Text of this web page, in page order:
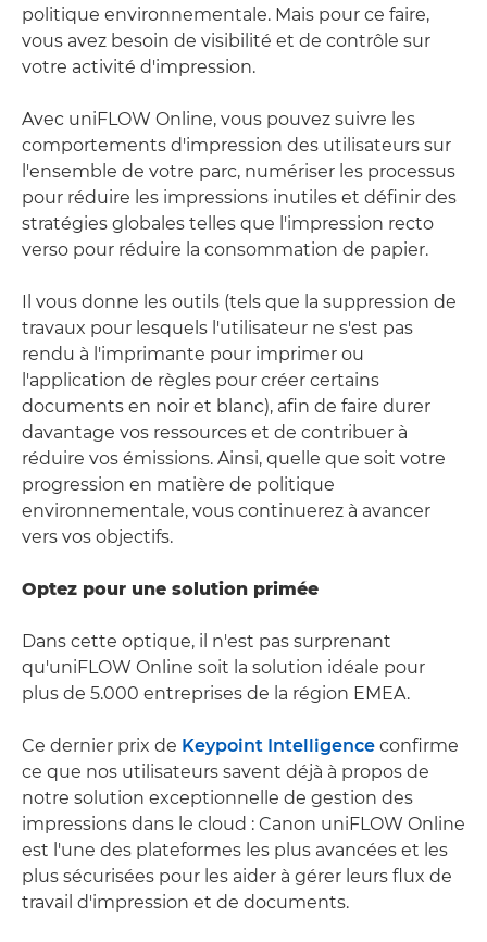
politique environnementale. Mais pour ce faire,
vous avez besoin de visibilité et de contrôle sur
votre activité d'impression.
Avec uniFLOW Online, vous pouvez suivre les
comportements d'impression des utilisateurs sur
l'ensemble de votre parc, numériser les processus
pour réduire les impressions inutiles et définir des
stratégies globales telles que l'impression recto
verso pour réduire la consommation de papier.
Il vous donne les outils (tels que la suppression de
travaux pour lesquels l'utilisateur ne s'est pas
rendu à l'imprimante pour imprimer ou
l'application de règles pour créer certains
documents en noir et blanc), afin de faire durer
davantage vos ressources et de contribuer à
réduire vos émissions. Ainsi, quelle que soit votre
progression en matière de politique
environnementale, vous continuerez à avancer
vers vos objectifs.
Optez pour une solution primée
Dans cette optique, il n'est pas surprenant
qu'uniFLOW Online soit la solution idéale pour
plus de 5.000 entreprises de la région EMEA.
Ce dernier prix de Keypoint Intelligence confirme
ce que nos utilisateurs savent déjà à propos de
notre solution exceptionnelle de gestion des
impressions dans le cloud : Canon uniFLOW Online
est l'une des plateformes les plus avancées et les
plus sécurisées pour les aider à gérer leurs flux de
travail d'impression et de documents.